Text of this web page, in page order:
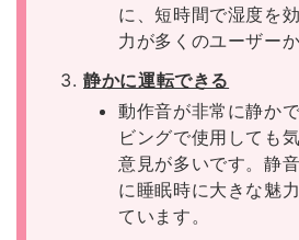
に、短時間で湿度を
力が多くのユーザー
静かに運転できる
動作音が非常に静か
ビングで使用しても
意見が多いです。静
に睡眠時に大きな魅
ています。